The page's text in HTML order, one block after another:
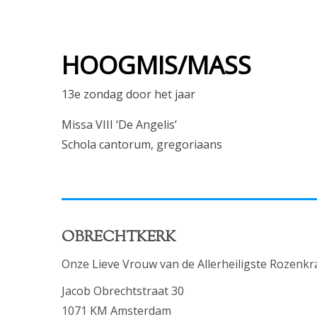
HOOGMIS/MASS
13e zondag door het jaar
Missa VIII ‘De Angelis’
Schola cantorum, gregoriaans
OBRECHTKERK
Onze Lieve Vrouw van de Allerheiligste
Jacob Obrechtstraat 30
1071 KM Amsterdam